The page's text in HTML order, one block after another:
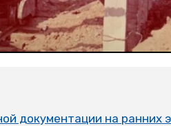
документации на ранних